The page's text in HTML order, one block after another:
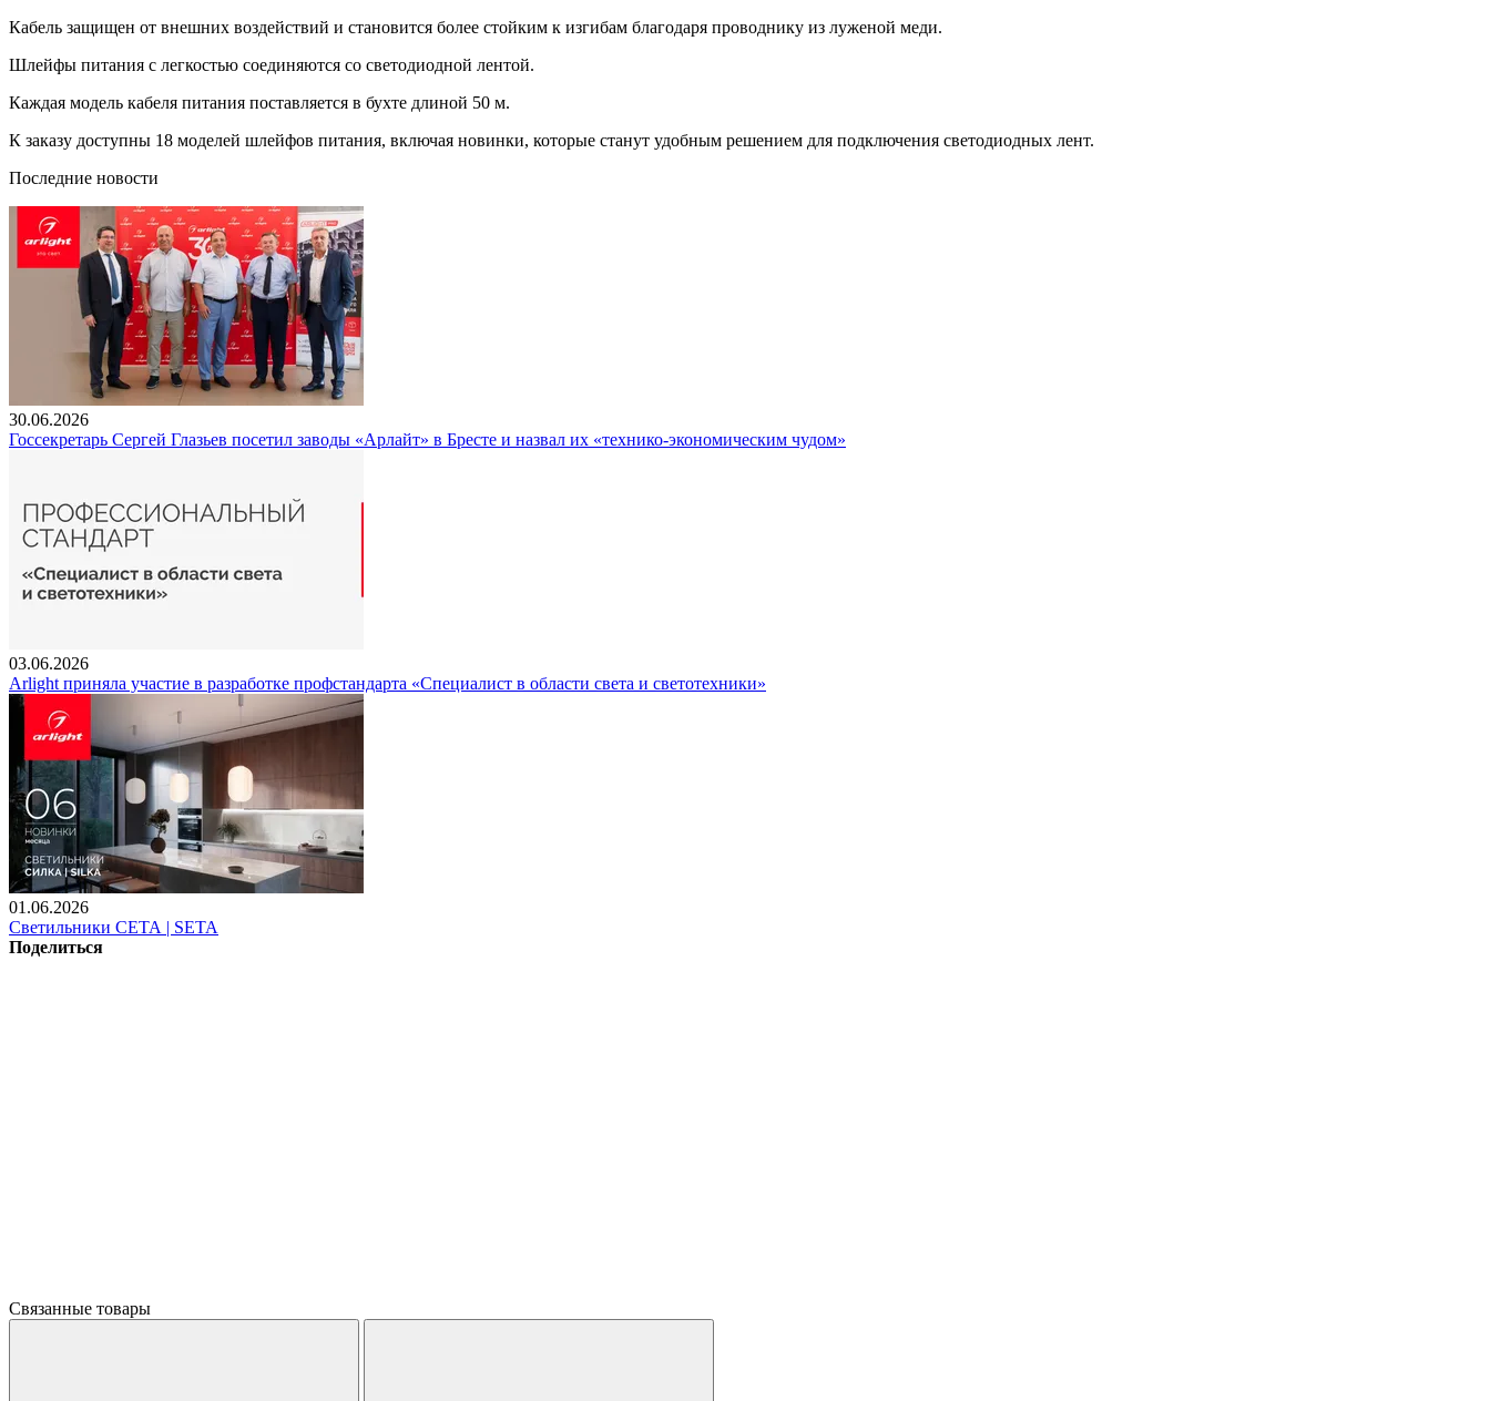
Кабель защищен от внешних воздействий и становится более стойким к изгибам благодаря проводнику из луженой меди.
Шлейфы питания с легкостью соединяются со светодиодной лентой.
Каждая модель кабеля питания поставляется в бухте длиной 50 м.
К заказу доступны 18 моделей шлейфов питания, включая новинки, которые станут удобным решением для подключения светодиодных лент.
Последние новости
30.06.2026
Госсекретарь Сергей Глазьев посетил заводы «Арлайт» в Бресте и назвал их «технико-экономическим чудом»
03.06.2026
Arlight приняла участие в разработке профстандарта «Специалист в области света и светотехники»
01.06.2026
Светильники СЕТА | SETA
Поделиться
Связанные товары